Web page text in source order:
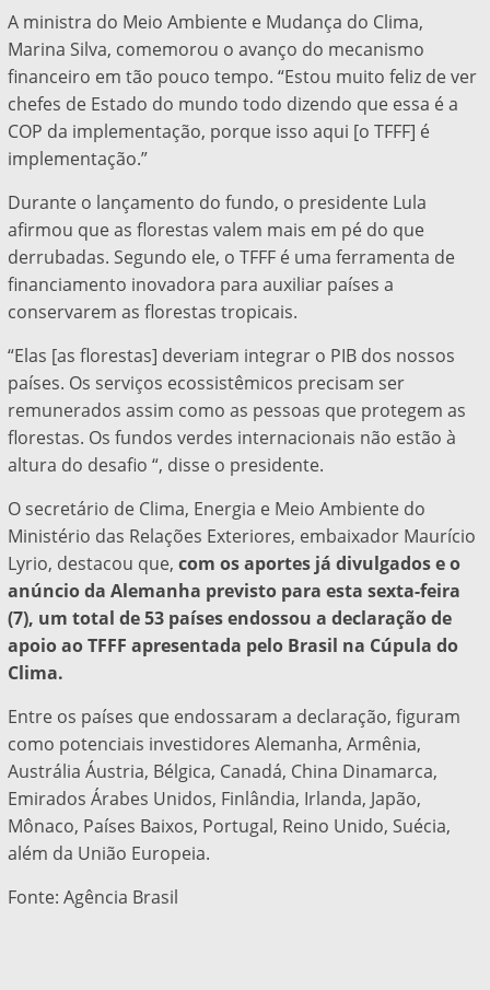
A ministra do Meio Ambiente e Mudança do Clima,
Marina Silva, comemorou o avanço do mecanismo
financeiro em tão pouco tempo. “Estou muito feliz de ver
chefes de Estado do mundo todo dizendo que essa é a
COP da implementação, porque isso aqui [o TFFF] é
implementação.”
Durante o lançamento do fundo, o presidente Lula
afirmou que as florestas valem mais em pé do que
derrubadas. Segundo ele, o TFFF é uma ferramenta de
financiamento inovadora para auxiliar países a
conservarem as florestas tropicais.
“Elas [as florestas] deveriam integrar o PIB dos nossos
países. Os serviços ecossistêmicos precisam ser
remunerados assim como as pessoas que protegem as
florestas. Os fundos verdes internacionais não estão à
altura do desafio “, disse o presidente.
O secretário de Clima, Energia e Meio Ambiente do
Ministério das Relações Exteriores, embaixador Maurício
Lyrio, destacou que, com os aportes já divulgados e o
anúncio da Alemanha previsto para esta sexta-feira
(7), um total de 53 países endossou a declaração de
apoio ao TFFF apresentada pelo Brasil na Cúpula do
Clima.
Entre os países que endossaram a declaração, figuram
como potenciais investidores Alemanha, Armênia,
Austrália Áustria, Bélgica, Canadá, China Dinamarca,
Emirados Árabes Unidos, Finlândia, Irlanda, Japão,
Mônaco, Países Baixos, Portugal, Reino Unido, Suécia,
além da União Europeia.
Fonte: Agência Brasil